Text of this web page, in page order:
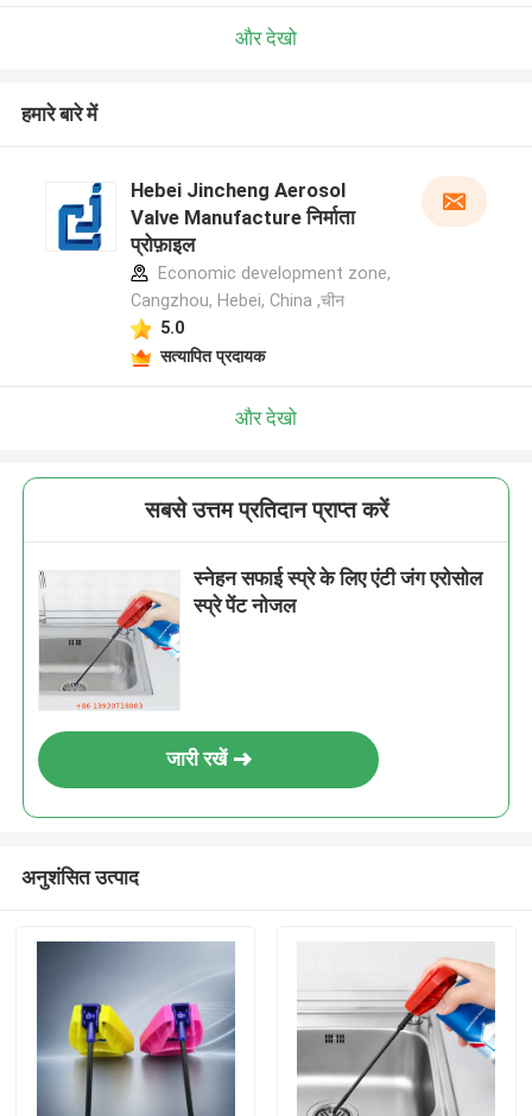
और देखो
हमारे बारे में
Hebei Jincheng Aerosol
Valve Manufacture निर्माता
प्रोफ़ाइल
Economic development zone,
Cangzhou, Hebei, China ,चीन
5.0
सत्यापित प्रदायक
और देखो
सबसे उत्तम प्रतिदान प्राप्त करें
स्नेहन सफाई स्प्रे के लिए एंटी जंग एरोसोल
स्प्रे पेंट नोजल
जारी रखें
अनुशंसित उत्पाद